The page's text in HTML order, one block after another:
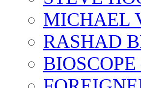
MICHAEL
RASHAD
BIOSCOPE